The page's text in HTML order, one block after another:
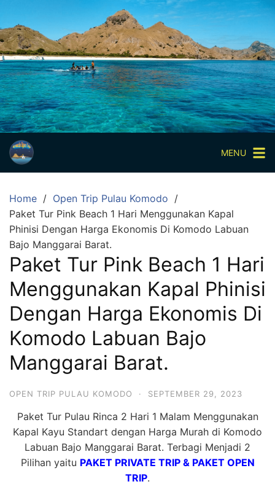
content
Paket
Wisata
Sharing
Trip
Komodo
Paket
Wisata
Open
Pulau
Komodo
Labuan
Bajo
3
Hari
2
Malam,
2
Hari
Malam
Hari
Penuh
MENU
Home
Open Trip Pulau Komodo
Paket Tur Pink Beach 1 Hari Menggunakan Kapal
Phinisi Dengan Harga Ekonomis Di Komodo Labuan
Bajo Manggarai Barat.
Paket Tur Pink Beach 1 Hari
Menggunakan Kapal Phinisi
Dengan Harga Ekonomis Di
Komodo Labuan Bajo
Manggarai Barat.
OPEN TRIP PULAU KOMODO · SEPTEMBER 29, 2023
Paket Tur Pulau Rinca 2 Hari 1 Malam Menggunakan
Kapal Kayu Standart dengan Harga Murah di Komodo
Labuan Bajo Manggarai Barat. Terbagi Menjadi 2
Pilihan yaitu PAKET PRIVATE TRIP & PAKET OPEN
TRIP.